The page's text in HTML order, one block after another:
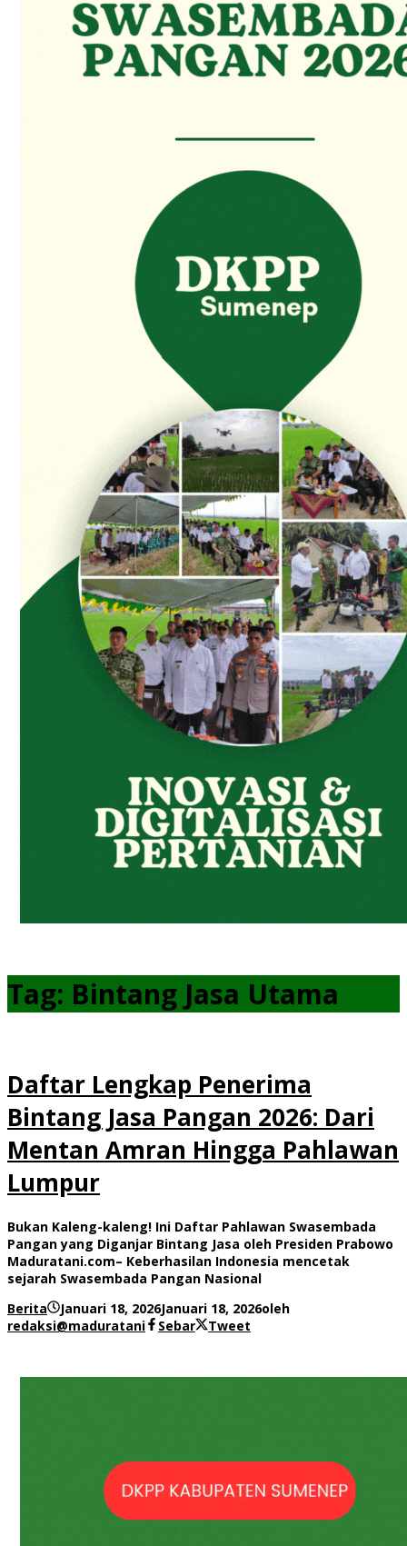
Tag: Bintang Jasa Utama
Daftar Lengkap Penerima
Bintang Jasa Pangan 2026: Dari
Mentan Amran Hingga Pahlawan
Lumpur
Bukan Kaleng-kaleng! Ini Daftar Pahlawan Swasembada
Pangan yang Diganjar Bintang Jasa oleh Presiden Prabowo
Maduratani.com– Keberhasilan Indonesia mencetak
sejarah Swasembada Pangan Nasional
Berita
Januari 18, 2026Januari 18, 2026oleh
redaksi@maduratani
Sebar Tweet